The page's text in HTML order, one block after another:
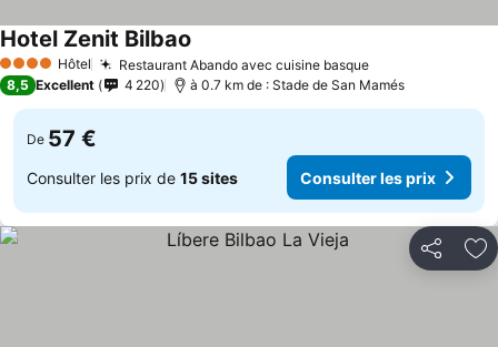
4 Étoiles Hôtel Restaurant Abando avec cuisine basque
Hotel Zenit Bilbao
8,5 Excellent 4 220 à 0.7 km de : Stade de San Mamés
De 57 €
Consulter les prix de 15 sites Consulter les prix
Partager